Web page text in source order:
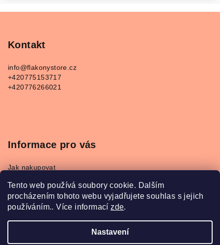
Tento web používá soubory cookie. Dalším
procházením tohoto webu vyjadřujete souhlas s jejich
používáním.. Více informacízde.
Nastavení
Kontakt
info@flakonystore.cz
+420775153717
+420776266021
Informace pro vás
Jak nakupovat
Podmínky ochrany osobních údajů
Napište nám